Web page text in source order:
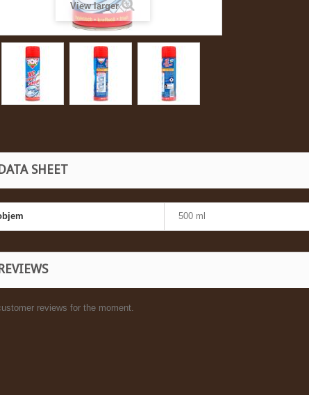
View larger
SHEET
500 ml
reviews for the moment.